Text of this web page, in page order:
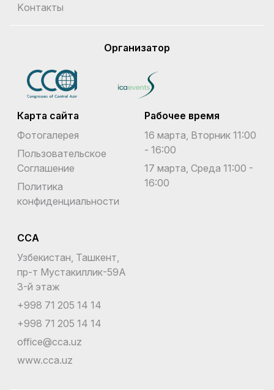
Kонтакты
Организатор
Карта сайта
Фотогалерея
Пользовательское
Соглашение
Политика
конфиденциальности
Рабочее время
16 марта, Вторник 11:00
- 16:00
17 марта, Среда 11:00 -
16:00
CCA
Узбекистан, Ташкент,
пр-т Мустакиллик-59A
3-й этаж
+998 71 205 14 14
+998 71 205 14 14
office@cca.uz
www.cca.uz